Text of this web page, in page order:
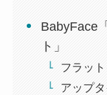
BabyFace
ト」
フラッ
アップ